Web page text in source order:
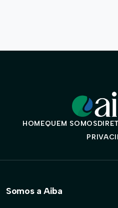
HOMEQUEM SOMOS
Somos a Aiba